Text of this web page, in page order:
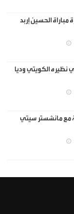
الحسين إربد
نظيره الكويتي وديا
مع مانشستر سيتي